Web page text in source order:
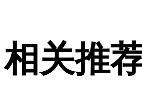
相关推